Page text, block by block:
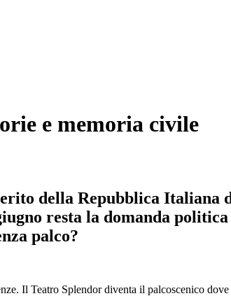
e memoria civile
della Repubblica Italiana
resta la domanda
palco?
Il Teatro Splendor diventa il palcoscenico dove